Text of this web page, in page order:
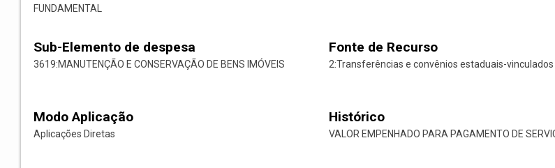
FUNDAMENTAL
Sub-Elemento de despesa
3619:MANUTENÇÃO E CONSERVAÇÃO DE BENS IMÓVEIS
Fonte de Recurso
2:Transferências e convênios estaduais-vinculados
Modo Aplicação
Aplicações Diretas
Histórico
VALOR EMPENHADO PARA PAGAMENTO DE